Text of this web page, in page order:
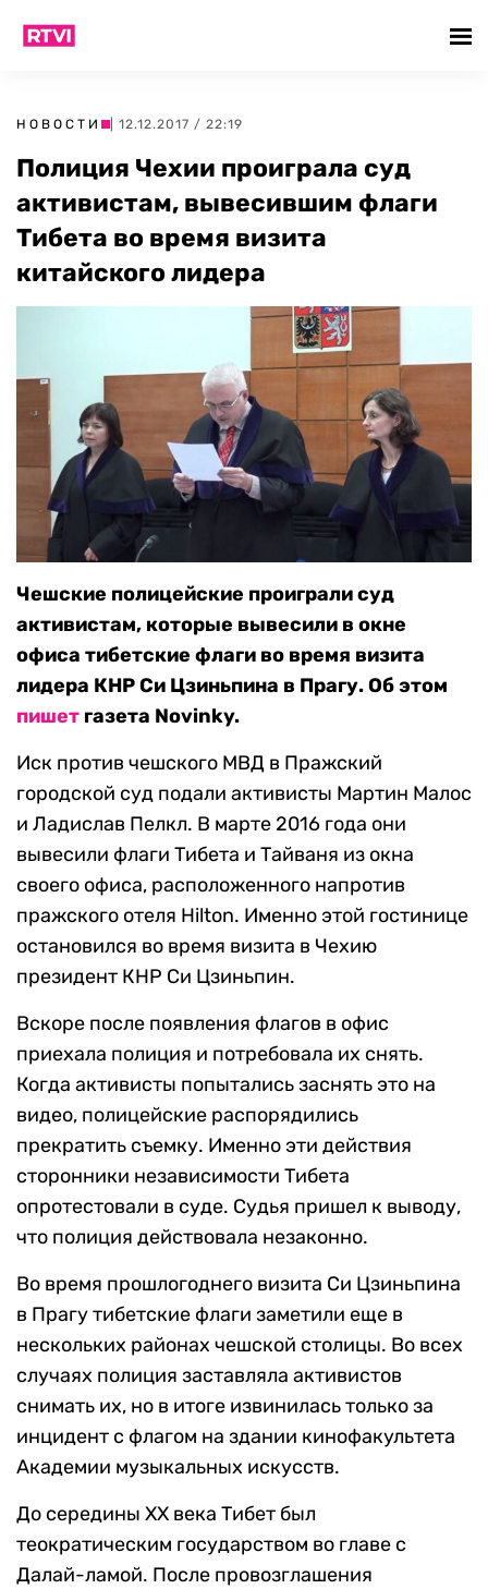
НОВОСТИ | 12.12.2017 / 22:19
Полиция Чехии проиграла суд
активистам, вывесившим флаги
Тибета во время визита
китайского лидера
Чешские полицейские проиграли суд
активистам, которые вывесили в окне
офиса тибетские флаги во время визита
лидера КНР Си Цзиньпина в Прагу. Об этом
пишет газета Novinky.
Иск против чешского МВД в Пражский
городской суд подали активисты Мартин Малос
и Ладислав Пелкл. В марте 2016 года они
вывесили флаги Тибета и Тайваня из окна
своего офиса, расположенного напротив
пражского отеля Hilton. Именно этой гостинице
остановился во время визита в Чехию
президент КНР Си Цзиньпин.
Вскоре после появления флагов в офис
приехала полиция и потребовала их снять.
Когда активисты попытались заснять это на
видео, полицейские распорядились
прекратить съемку. Именно эти действия
сторонники независимости Тибета
опротестовали в суде. Судья пришел к выводу,
что полиция действовала незаконно.
Во время прошлогоднего визита Си Цзиньпина
в Прагу тибетские флаги заметили еще в
нескольких районах чешской столицы. Во всех
случаях полиция заставляла активистов
снимать их, но в итоге извинилась только за
инцидент с флагом на здании кинофакультета
Академии музыкальных искусств.
До середины ХХ века Тибет был
теократическим государством во главе с
Далай-ламой. После провозглашения